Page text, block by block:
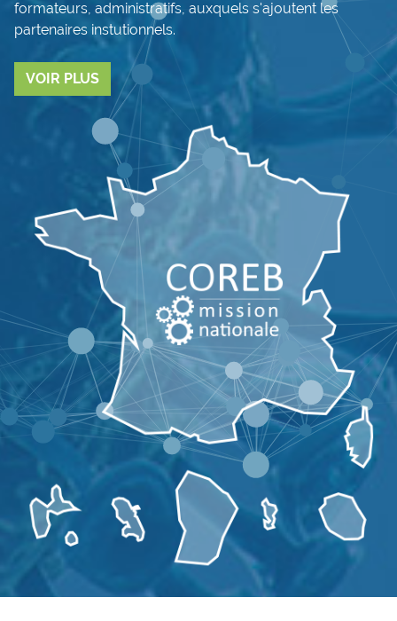
formateurs, administratifs, auxquels s'ajoutent les
partenaires instutionnels.
VOIR PLUS